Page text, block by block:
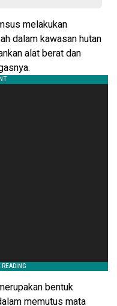
melakukan
dalam kawasan hutan
alat berat dan
bentuk
memutus mata